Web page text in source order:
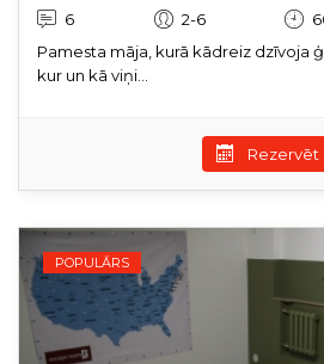
6 2-6
Pamesta māja, kurā kādreiz dzīvoja
kur un kā viņi...
Rezervēt
POPULĀRS